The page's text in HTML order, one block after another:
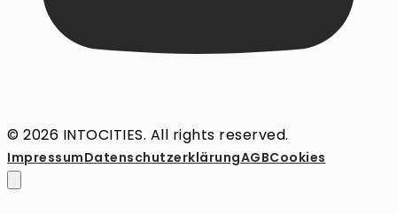
© 2026 INTOCITIES. All rights reserved.
ImpressumDatenschutz­erklärungAGBCookies